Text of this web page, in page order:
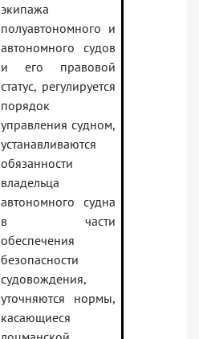
экипажа
полуавтономного и
автономного судов
и его правовой
статус, регулируется
порядок
управления судном,
устанавливаются
обязанности
владельца
автономного судна
в части
обеспечения
безопасности
судовождения,
уточняются нормы,
касающиеся